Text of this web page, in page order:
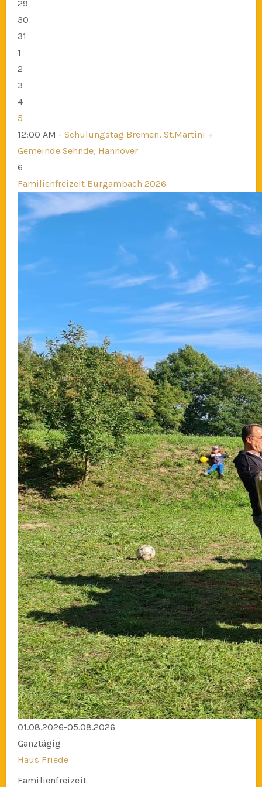
29
30
31
1
2
3
4
5
12:00 AM - Schulungstag Bremen, St.Martini +
Gemeinde Sehnde, Hannover
6
Familienfreizeit Burgambach 2026
01.08.2026-05.08.2026
Ganztägig
Haus Friede
Familienfreizeit